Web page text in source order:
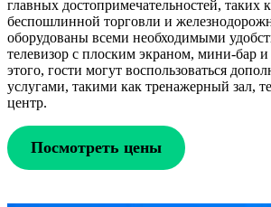
главных достопримечательностей, таких
беспошлинной торговли и
оборудованы всеми необходимыми
телевизор с плоским экраном, мини-бар
этого, гости могут воспользоваться
услугами, такими как тренажерный зал,
центр.
Посмотреть цены